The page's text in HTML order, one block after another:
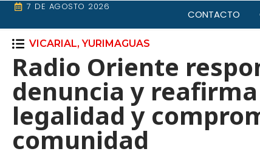
7 DE AGOSTO 2026
CONTACTO
VICARIAL,YURIMAGUAS
Radio Oriente
denuncia y
legalidad y
comunidad